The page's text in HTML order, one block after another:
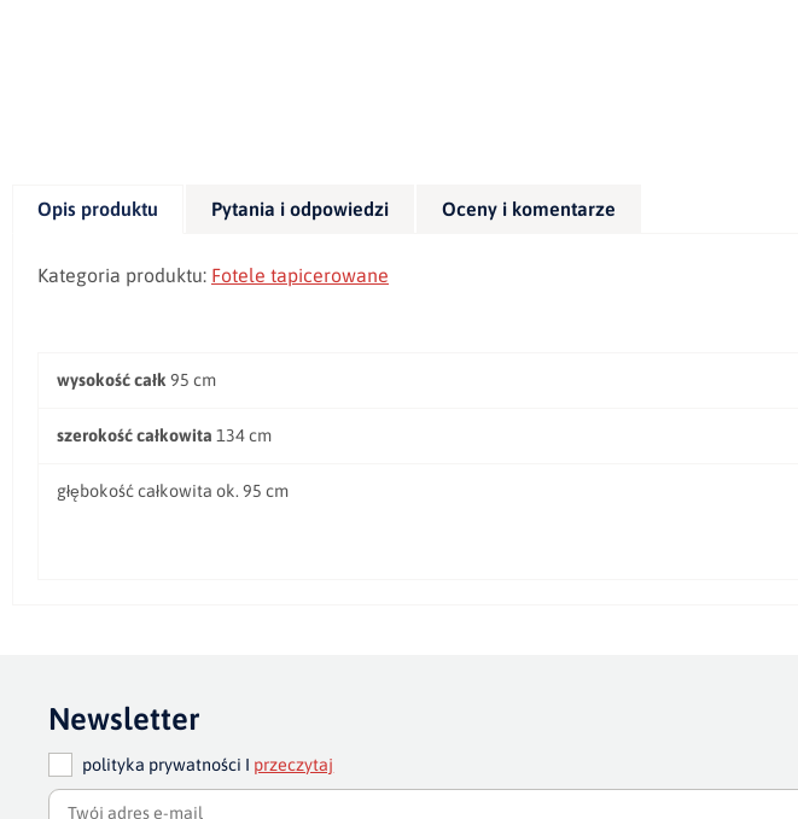
Opis produktu Pytania i odpowiedzi Oceny i komentarze
Kategoria produktu: Fotele tapicerowane
wysokość całk 95 cm
szerokość całkowita 134 cm
głębokość całkowita ok. 95 cm
Newsletter
polityka prywatności I przeczytaj